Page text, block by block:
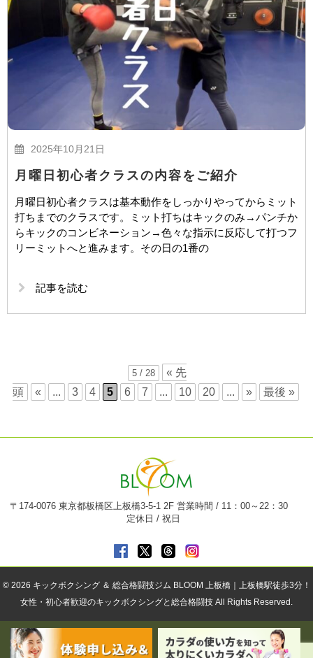
2025年10月21日
月曜日初心者クラスの内容をご紹介
月曜日初心者クラスは基本動作をしっかりやってからミット
打ちまでのクラスです。ミット打ちはキックのみ→パンチか
らキックのコンビネーション→色々な指示に反応して打つフ
リーミットへと進みます。その日の1番の
記事を読む
5 / 28
« 先
頭
« ... 3 4 5 6 7 ... 10 20 ... » 最後 »
〒174-0076 東京都板橋区上板橋3-5-1 2F 営業時間 / 11：00～22：30
定休日 / 祝日
© 2026 キックボクシング ＆ 総合格闘技ジム BLOOM 上板橋｜上板橋駅徒歩3分！
女性・初心者歓迎のキックボクシングと総合格闘技 All Rights Reserved.